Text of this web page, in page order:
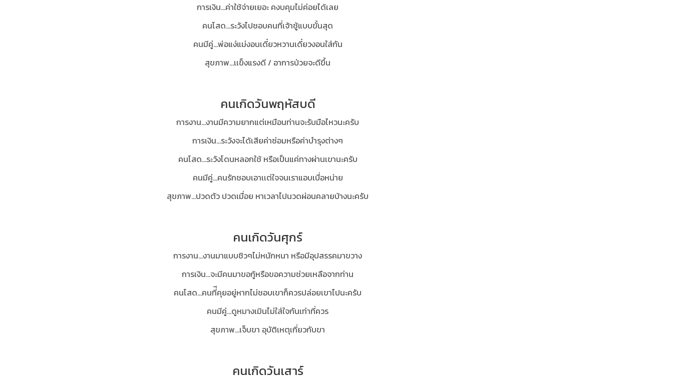
การเงิน...ค่าใช้จ่ายเยอะ คงบคุมไม่ค่อยได้เลย
คนโสด...ระวังไปชอบคนที่เจ้าชู้แบบขั้นสุด
คนมีคู่...พ่อแง่แม่งอนเดี๋ยวหวานเดี๋ยวงอนใส่กัน
สุขภาพ...เเข็งแรงดี / อาการป่วยจะดีขึ้น
คนเกิดวันพฤหัสบดี
การงาน...งานมีความยากแต่เหมือนท่านจะรับมือไหวนะครับ
การเงิน...ระวังจะได้เสียค่าซ่อมหรือค่าบำรุงต่างๆ
คนโสด...ระวังโดนหลอกใช้ หรือเป็นแค่ทางผ่านเขานะครับ
คนมีคู่...คนรักชอบเอาเเต่ใจจนเราแอบเบื่อหน่าย
สุขภาพ...ปวดตัว ปวดเมื่อย หาเวลาไปนวดผ่อนคลายบ้างนะครับ
คนเกิดวันศุกร์
การงาน...งานมาแบบชิวๆไม่หนักหนา หรือมีอุปสรรคมาขวาง
การเงิน...จะมีคนมาขอกู้หรือขอความช่วยเหลือจากท่าน
คนโสด...คนที่ีคุยอยู่หากไม่ชอบเขาก็ควรปล่อยเขาไปนะครับ
คนมีคู่...ดูหมางเมินไม่ใส่ใจกันเท่าที่ควร
สุขภาพ...เจ็บขา อุบัติเหตุเกี่ยวกับขา
คนเกิดวันเสาร์